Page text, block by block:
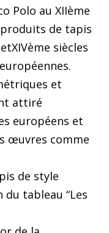
Polo au XIIème
de tapis
siècles
et
attiré
européens et
œuvres comme
de style
du tableau “Les